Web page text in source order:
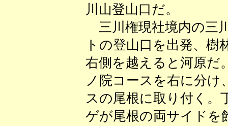
川山登山口だ。
三川権現社境内の三
トの登山口を出発、
右側を越えると河原だ
ノ院コースを右に分け
スの尾根に取り付く。
ゲが尾根の両サイドを